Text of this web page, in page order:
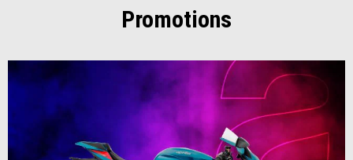
Promotions